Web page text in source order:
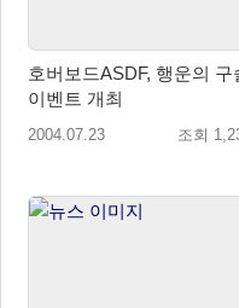
호버보드ASDF, 행운의 구
이벤트 개최
2004.07.23 조회